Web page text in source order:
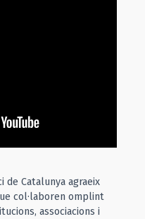
de Catalunya agraeix
col·laboren omplint
associacions i